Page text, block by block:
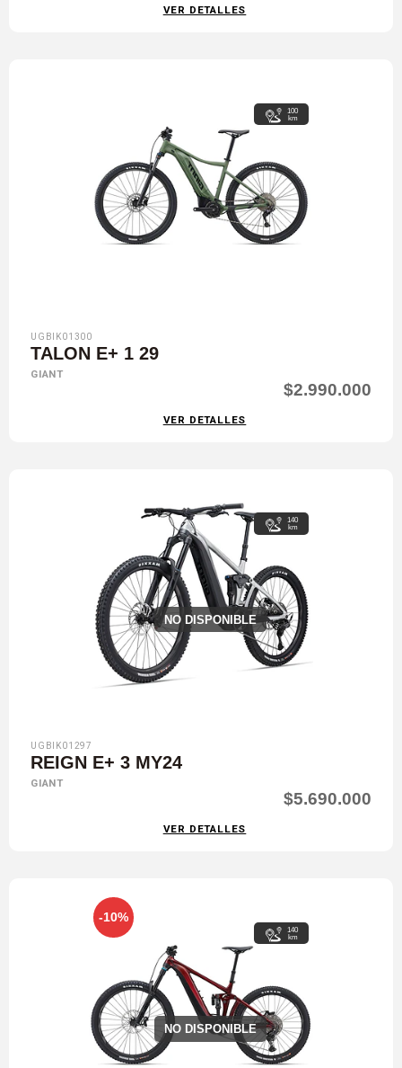
VER DETALLES
100
km
UGBIK01300
TALON E+ 1 29
GIANT
$2.990.000
VER DETALLES
NO DISPONIBLE
140
km
UGBIK01297
REIGN E+ 3 MY24
GIANT
$5.690.000
VER DETALLES
-10%
NO DISPONIBLE
140
km